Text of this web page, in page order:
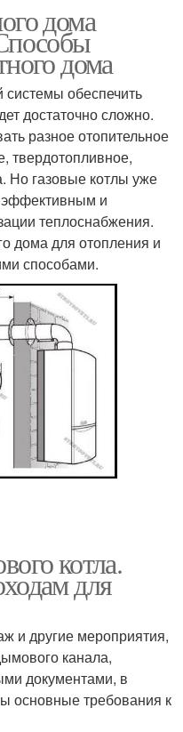
дома
дома
системы обеспечить
достаточно сложно.
разное отопительное
твердотопливное,
Но газовые котлы уже
эффективным и
теплоснабжения.
дома для отопления и
способами.
котла.
для
и другие мероприятия,
канала,
документами, в
основные требования к